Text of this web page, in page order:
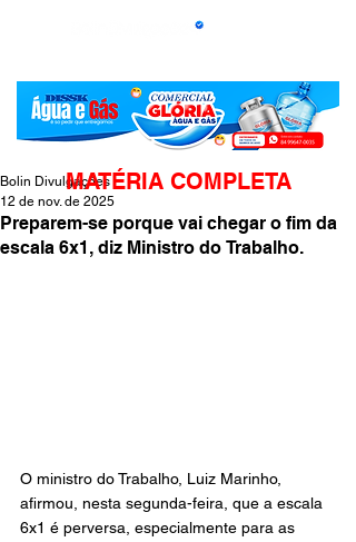
Preparem-se porque vai chegar o fim da
escala 6x1, diz Ministro do Trabalho.
Bolin Divulgações
12 de nov. de 2025
O ministro do Trabalho, Luiz Marinho,
afirmou, nesta segunda-feira, que a escala
6x1 é perversa, especialmente para as
MATÉRIA COMPLETA